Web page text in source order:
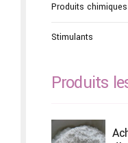
Produits
Stimulants
Produits